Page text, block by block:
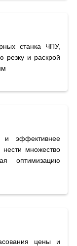
станка ЧПУ,
резку и раскрой
и эффективнее
нести множество
оптимизацию
цены и